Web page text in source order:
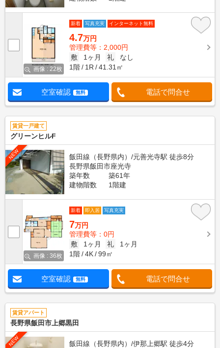
画像 : 22枚
新着 写真充実 インターネット無料
4.7万円
管理費等：2,000円
敷
1ヶ月 礼
なし
1階
1R 41.31㎡
空室確認 無料 電話で問合せ
賃貸一戸建て
グリーンヒルF
NEW
飯田線（長野県内）/元善光寺駅 徒歩8分
長野県飯田市座光寺
築年数
築61年
建物階数
1階建
画像 : 36枚
新着 即入居 写真充実
7万円
管理費等：0円
敷
1ヶ月 礼
1ヶ月
1階
4K 99㎡
空室確認 無料 電話で問合せ
賃貸アパート
長野県飯田市上郷黒田
NEW
飯田線（長野県内）/伊那上郷駅 徒歩4分